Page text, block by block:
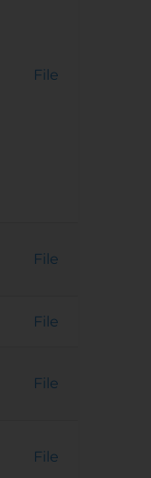
File
File
File
File
File